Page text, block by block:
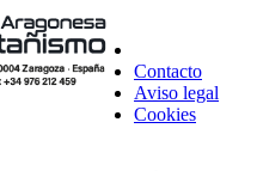
Contacto
Aviso legal
Cookies